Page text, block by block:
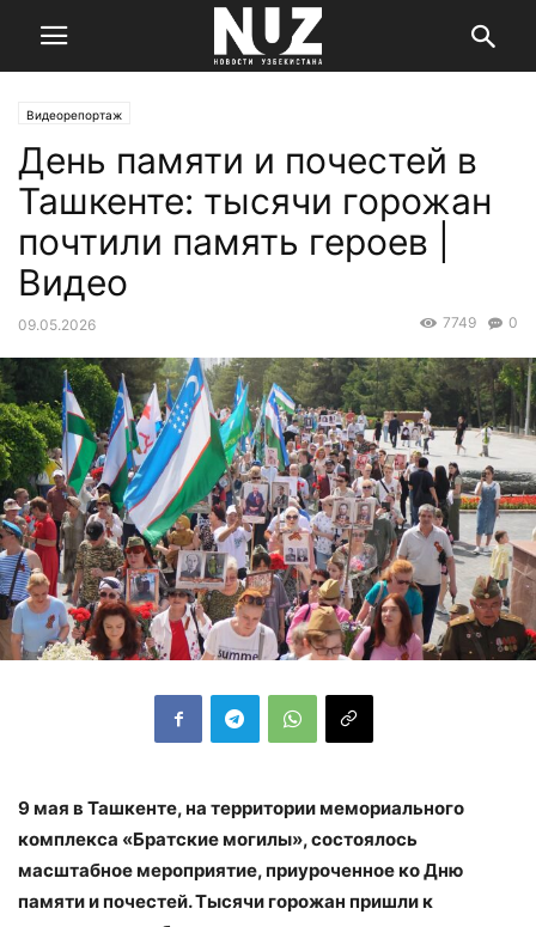
Видеорепортаж
День памяти и почестей в
Ташкенте: тысячи горожан
почтили память героев |
Видео
09.05.2026 0
7749
9 мая в Ташкенте, на территории мемориального
комплекса «Братские могилы», состоялось
масштабное мероприятие, приуроченное ко Дню
памяти и почестей. Тысячи горожан пришли к